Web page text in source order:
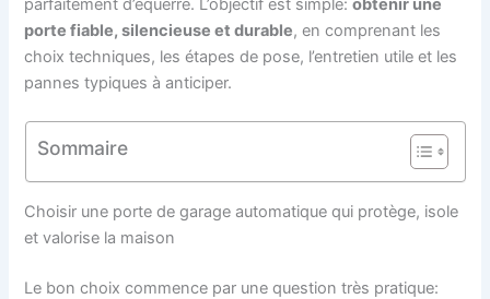
parfaitement d’équerre. L’objectif est simple:obtenir une
porte fiable, silencieuse et durable, en comprenant les
choix techniques, les étapes de pose, l’entretien utile et les
pannes typiques à anticiper.
Sommaire
Choisir une porte de garage automatique qui protège, isole
et valorise la maison
Le bon choix commence par une question très pratique: